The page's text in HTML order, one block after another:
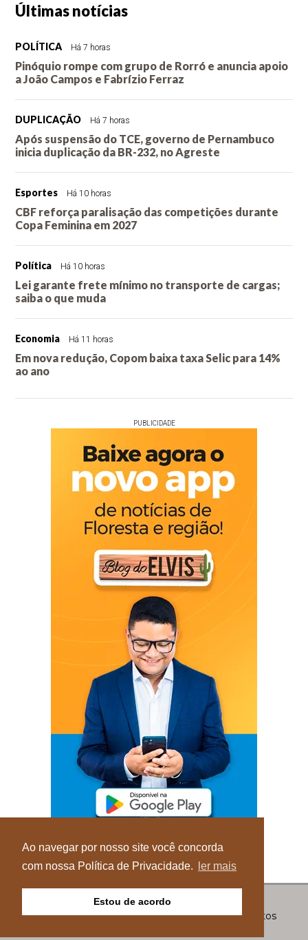
Ao navegar por nosso site você concorda
com nossa Política de Privacidade.
ler mais
Estou de acordo
Últimas notícias
POLÍTICA Há 7 horas
Pinóquio rompe com grupo de Rorró e anuncia apoio
a João Campos e Fabrízio Ferraz
DUPLICAÇÃO Há 7 horas
Após suspensão do TCE, governo de Pernambuco
inicia duplicação da BR-232, no Agreste
Esportes Há 10 horas
CBF reforça paralisação das competições durante
Copa Feminina em 2027
Política Há 10 horas
Lei garante frete mínimo no transporte de cargas;
saiba o que muda
Economia Há 11 horas
Em nova redução, Copom baixa taxa Selic para 14%
ao ano
PUBLICIDADE
© Copyright 2026 - Blog do Elvis - Todos os direitos